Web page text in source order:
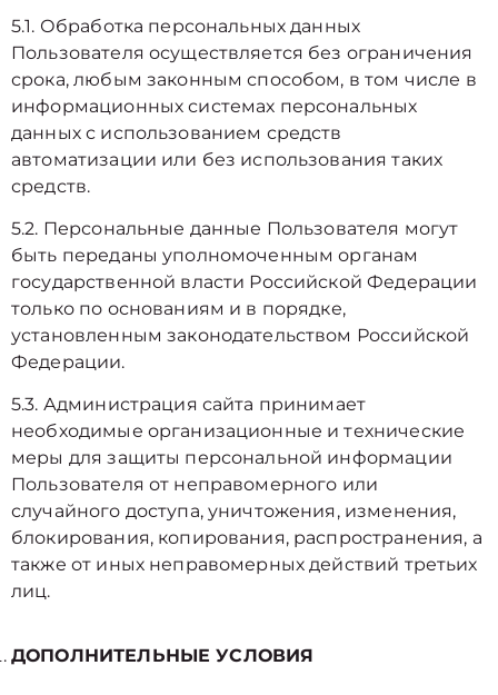
5.1. Обработка персональных данных
Пользователя осуществляется без ограничения
срока, любым законным способом, в том числе в
информационных системах персональных
данных с использованием средств
автоматизации или без использования таких
средств.
5.2. Персональные данные Пользователя могут
быть переданы уполномоченным органам
государственной власти Российской Федерации
только по основаниям и в порядке,
установленным законодательством Российской
Федерации.
5.3. Администрация сайта принимает
необходимые организационные и технические
меры для защиты персональной информации
Пользователя от неправомерного или
случайного доступа, уничтожения, изменения,
блокирования, копирования, распространения, а
также от иных неправомерных действий третьих
лиц.
ДОПОЛНИТЕЛЬНЫЕ УСЛОВИЯ